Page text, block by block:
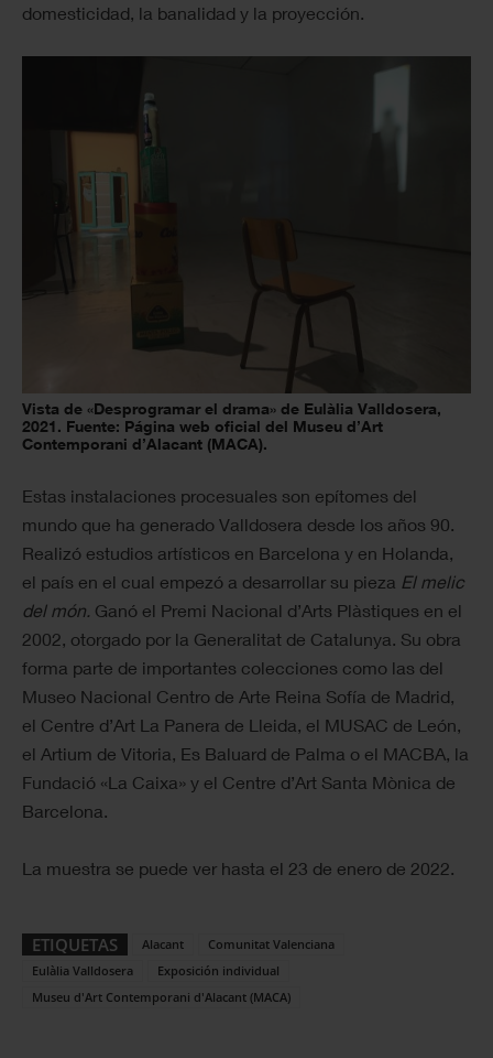
domesticidad, la banalidad y la proyección.
Vista de «Desprogramar el drama» de Eulàlia Valldosera,
2021. Fuente: Página web oficial del Museu d’Art
Contemporani d’Alacant (MACA).
Estas instalaciones procesuales son epítomes del
mundo que ha generado Valldosera desde los años 90.
Realizó estudios artísticos en Barcelona y en Holanda,
el país en el cual empezó a desarrollar su pieza El melic
del món. Ganó el Premi Nacional d’Arts Plàstiques en el
2002, otorgado por la Generalitat de Catalunya. Su obra
forma parte de importantes colecciones como las del
Museo Nacional Centro de Arte Reina Sofía de Madrid,
el Centre d’Art La Panera de Lleida, el MUSAC de León,
el Artium de Vitoria, Es Baluard de Palma o el MACBA, la
Fundació «La Caixa» y el Centre d’Art Santa Mònica de
Barcelona.
La muestra se puede ver hasta el 23 de enero de 2022.
ETIQUETAS Alacant
Comunitat Valenciana
Eulàlia Valldosera
Exposición individual
Museu d'Art Contemporani d'Alacant (MACA)